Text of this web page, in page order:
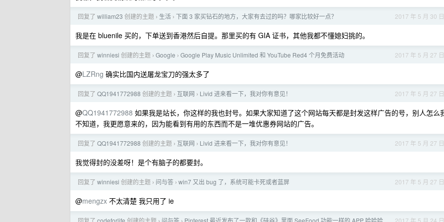
2017 年 5 月 30 日
回复了 william23 创建的主题 › 生活 › 下面 3 家买钻石的地方，大家有去过的吗？哪家比较好一点？
我是在 bluenile 买的，下单送到香港然后自提。那里买的有 GIA 证书，其他我都不懂媳妇挑的。
2017 年 5 月 27 日
回复了 winniesi 创建的主题 › Google › Google Play Music Unlimited 和 YouTube Red4 个月免费活动
@LZRng 确实比国内送屠龙宝刀的强太多了
2017 年 5 月 27 日
回复了 QQ1941772988 创建的主题 › 互联网 › Livid 进来看一下，我对你有意见！
@QQ1941772988 如果我是站长，你这样的我也封号。如果大家知道了这个网站每天都是封发这样广告的号，别人怎么
不知道，我更愿意来的，因为能看到有用的东西而不是一堆优惠券网站的广告。
2017 年 5 月 27 日
回复了 QQ1941772988 创建的主题 › 互联网 › Livid 进来看一下，我对你有意见！
我觉得封的没差呀！是个有脑子的都要封。
2017 年 5 月 27 日
回复了 winniesi 创建的主题 › 问与答 › win7 又出 bug 了，系统可能卡死或者蓝屏
@mengzx 不太清楚 我只用了 ie
2017 年 5 月 24 日
回复了 codeforlife 创建的主题 问与答 Pinterest 最近发布了一款和《硅谷》里面 SeeFood 功能一样的 APP 哈哈哈